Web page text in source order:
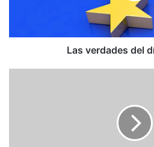
Las verdades del